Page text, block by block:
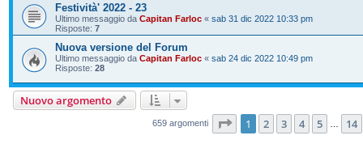
Festività' 2022 - 23
Ultimo messaggio da Capitan Farloc « sab 31 dic 2022 10:33 pm
Risposte: 7
Nuova versione del Forum
Ultimo messaggio da Capitan Farloc « sab 24 dic 2022 10:49 pm
Risposte: 28
Nuovo argomento
659 argomenti Pagina di 14
1 2 3 4 5 14